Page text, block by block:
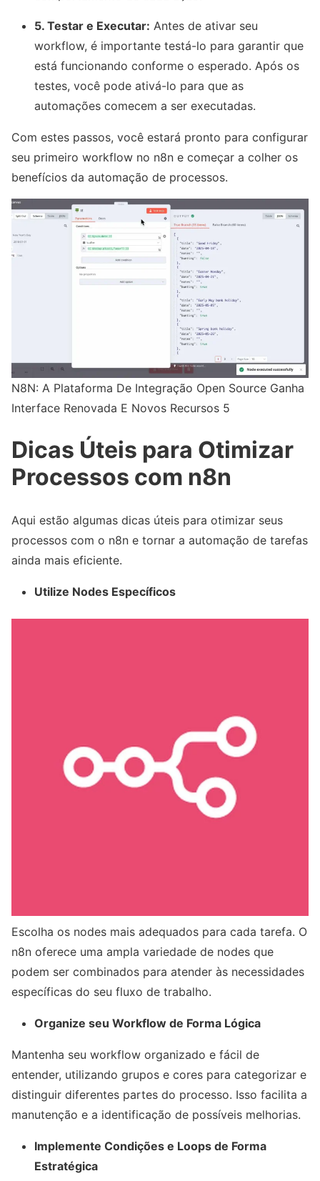
5. Testar e Executar: Antes de ativar seu
workflow, é importante testá-lo para garantir que
está funcionando conforme o esperado. Após os
testes, você pode ativá-lo para que as
automações comecem a ser executadas.
Com estes passos, você estará pronto para configurar
seu primeiro workflow no n8n e começar a colher os
benefícios da automação de processos.
N8N: A Plataforma De Integração Open Source Ganha
Interface Renovada E Novos Recursos 5
Dicas Úteis para Otimizar
Processos com n8n
Aqui estão algumas dicas úteis para otimizar seus
processos com o n8n e tornar a automação de tarefas
ainda mais eficiente.
Utilize Nodes Específicos
Escolha os nodes mais adequados para cada tarefa. O
n8n oferece uma ampla variedade de nodes que
podem ser combinados para atender às necessidades
específicas do seu fluxo de trabalho.
Organize seu Workflow de Forma Lógica
Mantenha seu workflow organizado e fácil de
entender, utilizando grupos e cores para categorizar e
distinguir diferentes partes do processo. Isso facilita a
manutenção e a identificação de possíveis melhorias.
Implemente Condições e Loops de Forma
Estratégica